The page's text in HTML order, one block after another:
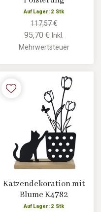
Auf Lager: 2 Stk
117,57 €
95,70 €Inkl.
Mehrwertsteuer
Katzendekoration mit
Blume K4782
Auf Lager: 2 Stk